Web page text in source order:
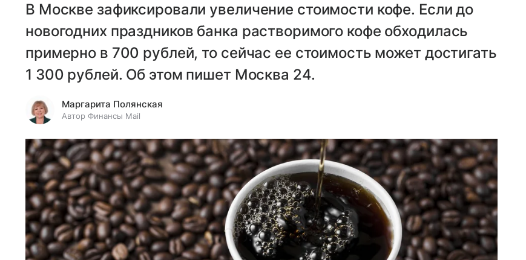
В Москве зафиксировали увеличение стоимости кофе. Если до
новогодних праздников банка растворимого кофе обходилась
примерно в 700 рублей, то сейчас ее стоимость может достигать
1 300 рублей. Об этом пишет Москва 24.
Маргарита Полянская
Автор Финансы Mail